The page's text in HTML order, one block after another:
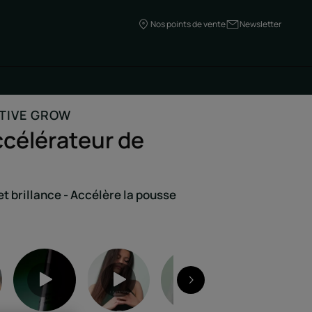
Nos points de vente Newsletter
GROW
de
brillance - Accélère la pousse